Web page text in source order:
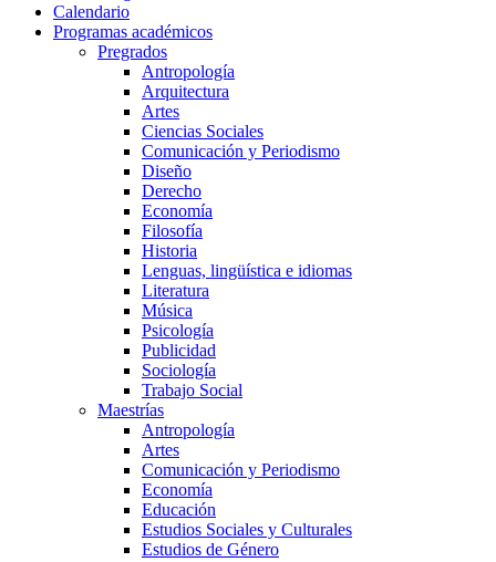
Calendario
Programas académicos
Pregrados
Antropología
Arquitectura
Artes
Ciencias Sociales
Comunicación y Periodismo
Diseño
Derecho
Economía
Filosofía
Historia
Lenguas, lingüística e idiomas
Literatura
Música
Psicología
Publicidad
Sociología
Trabajo Social
Maestrías
Antropología
Artes
Comunicación y Periodismo
Economía
Educación
Estudios Sociales y Culturales
Estudios de Género